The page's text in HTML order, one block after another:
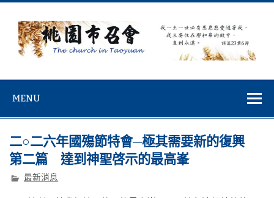
Skip
content
MENU
二○二六年國殤節特會─極其需要新的復興
第二篇 達到神聖啓示的最高峯
最新消息